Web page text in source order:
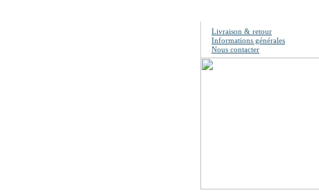
Livraison & retour
Informations générales
Nous contacter